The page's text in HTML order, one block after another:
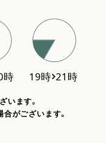
います。
がございます。